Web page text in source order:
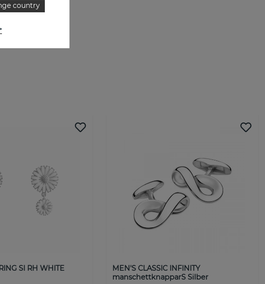
SI RH WHITE
MEN'S CLASSIC INFINITY
manschettknapparS Silber
country